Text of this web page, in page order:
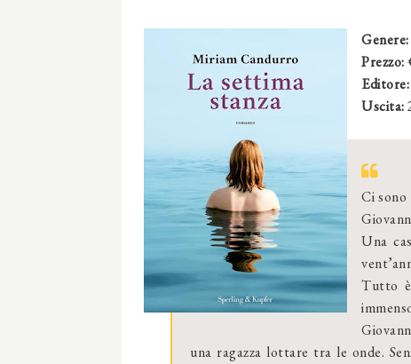
Genere:
Prezzo:
Editore:
Uscita:
Ci sono
Una
Tutto
una ragazza lottare tra le onde.